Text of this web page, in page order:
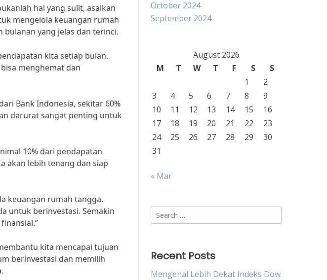
hal yang sulit, asalkan
mengelola keuangan rumah
yang jelas dan terinci.
kita setiap bulan.
menghemat dan
Bank Indonesia, sekitar 60%
darurat sangat penting untuk
10% dari pendapatan
akan lebih tenang dan siap
keuangan rumah tangga.
untuk berinvestasi. Semakin
kita mencapai tujuan
berinvestasi dan memilih
October 2024
September 2024
August 2026
M
T W T F S
S
1
2
3
4 5 6 7 8
9
10
11 12 13 14 15
16
17
18 19 20 21 22
23
24
25 26 27 28 29
30
31
« Mar
Search
for:
Recent Posts
Mengenal Lebih Dekat Indeks Dow